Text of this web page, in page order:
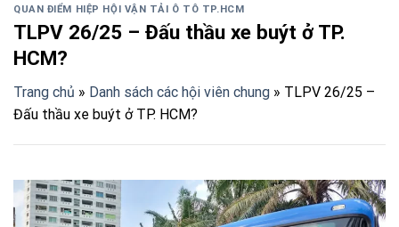
QUAN ĐIỂM HIỆP HỘI VẬN TẢI Ô TÔ TP.HCM
TLPV 26/25 – Đấu thầu xe buýt ở TP.
HCM?
Trang chủ » Danh sách các hội viên chung » TLPV 26/25 –
Đấu thầu xe buýt ở TP. HCM?